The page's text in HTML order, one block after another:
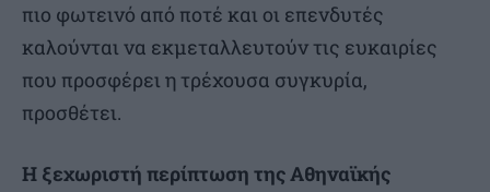
πιο φωτεινό από ποτέ και οι επενδυτές
καλούνται να εκμεταλλευτούν τις ευκαιρίες
που προσφέρει η τρέχουσα συγκυρία,
προσθέτει.
Η ξεχωριστή περίπτωση της Αθηναϊκής